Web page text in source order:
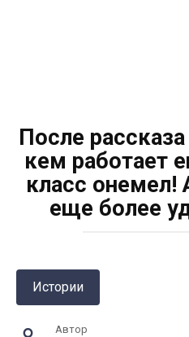
После
кем работает
класс онемел!
еще более
Истории
Автор